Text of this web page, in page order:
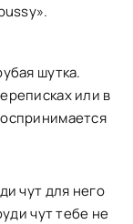
шутка.
или в
чут для него
чут тебе не